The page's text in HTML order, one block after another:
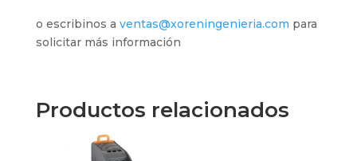
o escribinos a ventas@xoreningenieria.com para
solicitar más información
Productos relacionados